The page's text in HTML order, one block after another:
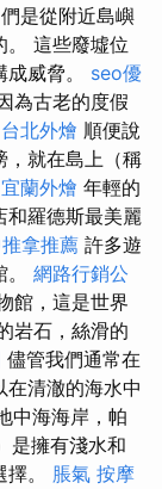
是從附近島嶼
。 這些廢墟位
威脅。 seo優
為古老的度假
台北外燴 順便說
，就在島上（稱
宜蘭外燴 年輕的
和羅德斯最美麗
拿推薦 許多遊
網路行銷公
館，這是世界
岩石，絲滑的
儘管我們通常在
清澈的海水中
中海海岸，帕
是擁有淺水和
。 脹氣 按摩